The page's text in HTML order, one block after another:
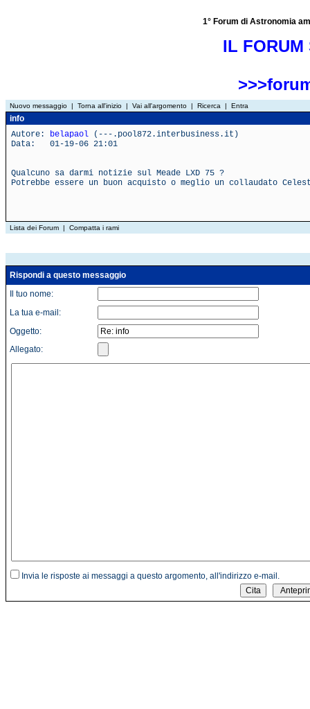
1° Forum di Astronomia
IL FORUM
Nuovo messaggio | Torna all'inizio | Vai all'argomento | Ricerca | Entra
info
Autore: belapaol (---.pool872.interbusiness.it)
Data: 01-19-06 21:01
Qualcuno sa darmi notizie sul Meade LXD 75 ?
Potrebbe essere un buon acquisto o meglio un collaudato
Lista dei Forum | Compatta i rami
Rispondi a questo messaggio
Il tuo nome:
La tua e-mail:
Oggetto:
Allegato:
Invia le risposte ai messaggi a questo argomento, all'indirizzo e-mail.